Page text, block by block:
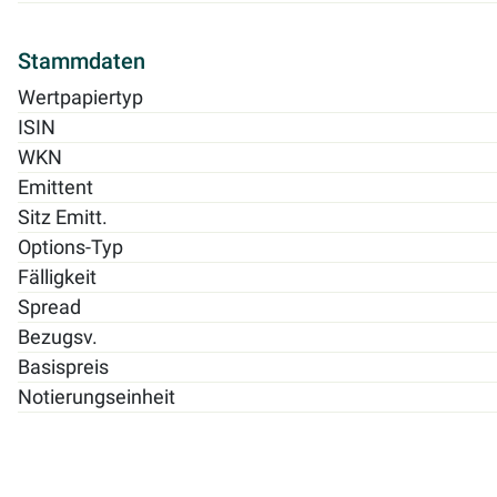
Stammdaten
Wertpapiertyp
ISIN
WKN
Emittent
Sitz Emitt.
Options-Typ
Fälligkeit
Spread
Bezugsv.
Basispreis
Notierungseinheit